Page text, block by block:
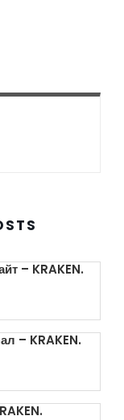
– KRAKEN.
– KRAKEN.